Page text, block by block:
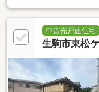
中古売戸建住宅
生駒市東松